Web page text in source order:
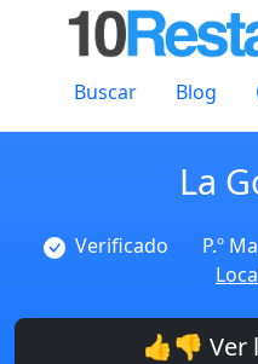
Buscar Blog
La
Verificado P.º
👍👎 Ver